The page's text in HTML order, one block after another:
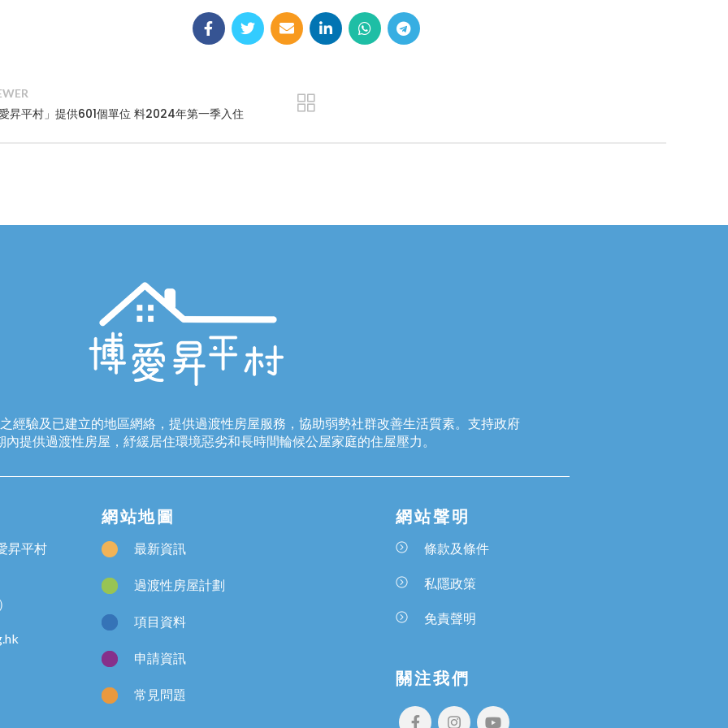
昇平村」提供601個單位 料2024年第一季入住
經驗及已建立的地區網絡，提供過渡性房屋服務，協助弱勢社群改善生活質素。支持政府
內提供過渡性房屋，紓緩居住環境惡劣和長時間輪候公屋家庭的住屋壓力。
昇平村
網站地圖
最新資訊
過渡性房屋計劃
項目資料
申請資訊
常見問題
網站聲明
條款及條件
私隱政策
免責聲明
關注我們